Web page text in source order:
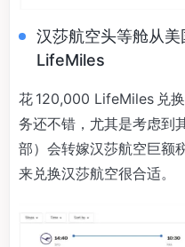
汉莎航空头等舱从
LifeMiles
花 120,000 LifeMiles 兑
务还不错，尤其是考虑到
部）会转嫁汉莎航空巨额
来兑换汉莎航空很合适。